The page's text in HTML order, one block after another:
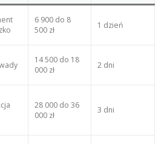
6 900 do 8
500 zł
1 dzień
14 500 do 18
000 zł
2 dni
28 000 do 36
000 zł
3 dni